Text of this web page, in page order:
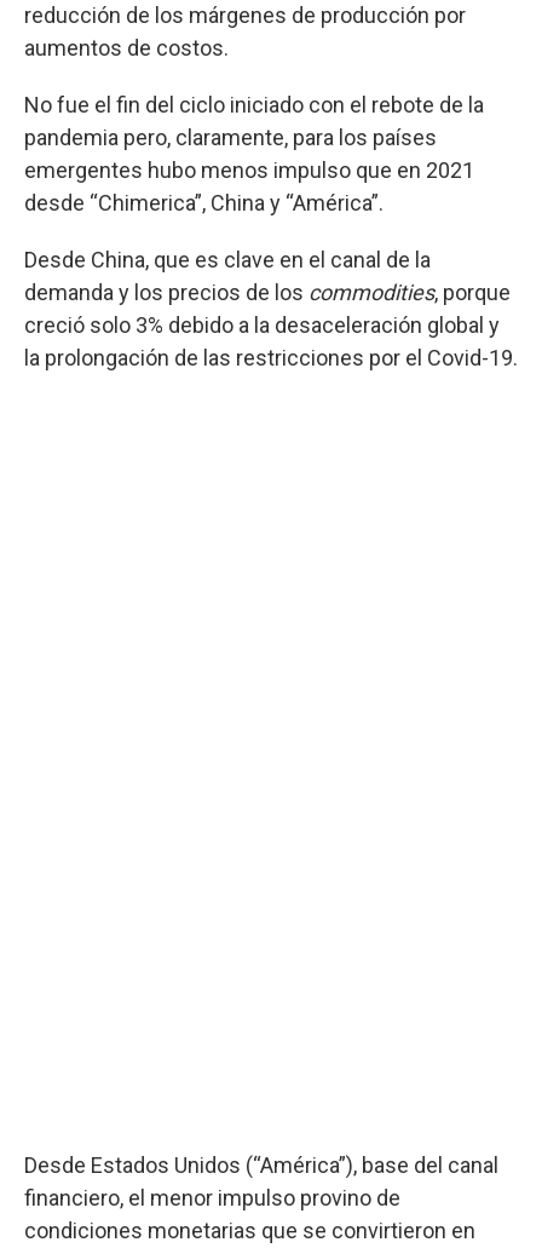
reducción de los márgenes de producción por
aumentos de costos.
No fue el fin del ciclo iniciado con el rebote de la
pandemia pero, claramente, para los países
emergentes hubo menos impulso que en 2021
desde “Chimerica”, China y “América”.
Desde China, que es clave en el canal de la
demanda y los precios de los commodities, porque
creció solo 3% debido a la desaceleración global y
la prolongación de las restricciones por el Covid-19.
Desde Estados Unidos (“América”), base del canal
financiero, el menor impulso provino de
condiciones monetarias que se convirtieron en